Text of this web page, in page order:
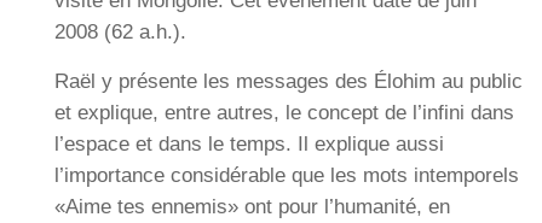
2008 (62 a.h.).
Raël y présente les messages des Élohim au public
et explique, entre autres, le concept de l’infini dans
l’espace et dans le temps. Il explique aussi
l’importance considérable que les mots intemporels
«Aime tes ennemis» ont pour l’humanité, en